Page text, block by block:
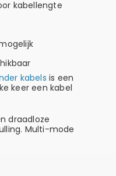
kabellengte
kabels is een
keer een kabel
draadloze
Multi-mode